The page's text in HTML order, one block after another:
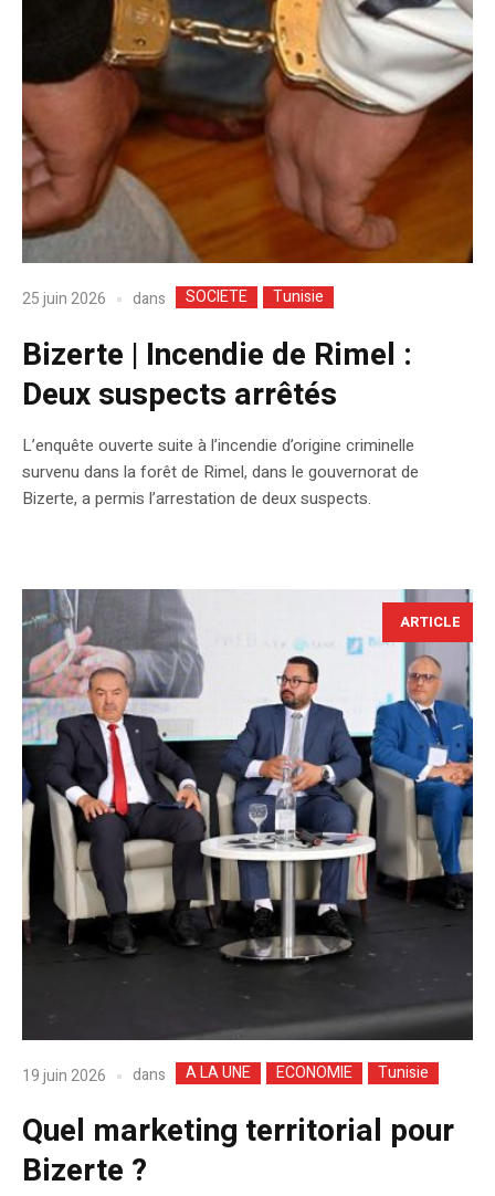
25 juin 2026 dans SOCIETE Tunisie
Bizerte | Incendie de Rimel :
Deux suspects arrêtés
L’enquête ouverte suite à l’incendie d’origine criminelle
survenu dans la forêt de Rimel, dans le gouvernorat de
Bizerte, a permis l’arrestation de deux suspects.
ARTICLE
19 juin 2026 dans A LA UNE ECONOMIE Tunisie
Quel marketing territorial pour
Bizerte ?